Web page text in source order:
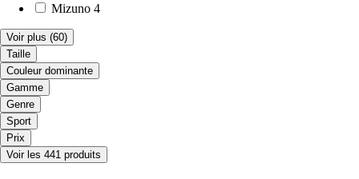
Mizuno 4
Voir plus (60)
Taille
Couleur dominante
Gamme
Genre
Sport
Prix
Voir les 441 produits